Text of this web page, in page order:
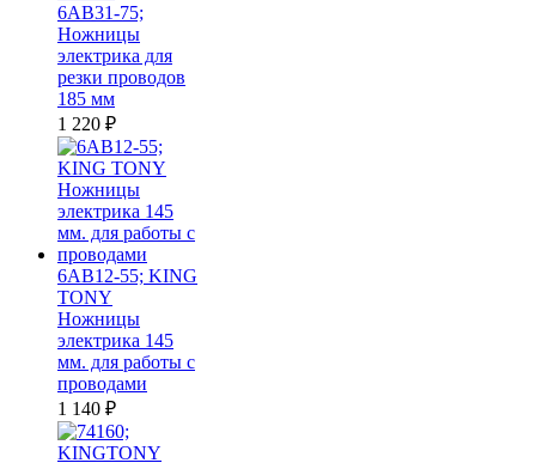
6AB31-75;
Ножницы
электрика для
резки проводов
185 мм
1 220 ₽
6AB12-55; KING
TONY
Ножницы
электрика 145
мм. для работы с
проводами
1 140 ₽